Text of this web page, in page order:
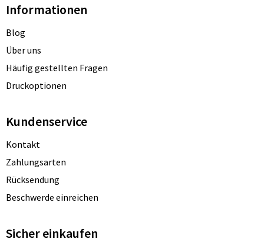
Informationen
Blog
Über uns
Häufig gestellten Fragen
Druckoptionen
Kundenservice
Kontakt
Zahlungsarten
Rücksendung
Beschwerde einreichen
Sicher einkaufen